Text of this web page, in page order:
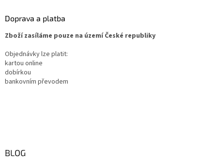
Doprava a platba
Zboží zasíláme pouze na území České republiky
Objednávky lze platit:
kartou online
dobírkou
bankovním převodem
BLOG